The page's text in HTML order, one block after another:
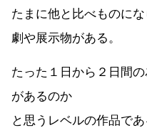
たまに他と比べものに
劇や展示物がある。
たった１日から２日間
があるのか
と思うレベルの作品であ